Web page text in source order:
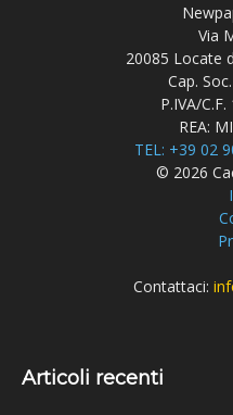
Via
20085 Locate
Cap.
P.IVA/
REA:
TEL: +39 02
© 2026
Contattaci:
Articoli recenti